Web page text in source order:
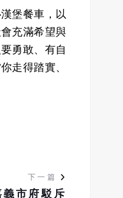
堡餐車，以
充滿希望與
勇敢、有自
走得踏實、
下一篇
市府駁斥